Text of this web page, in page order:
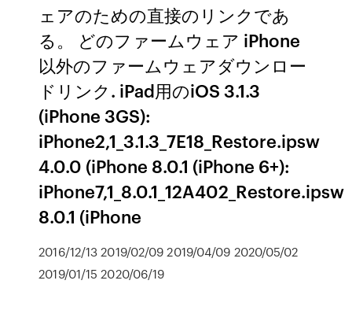
ェアのための直接のリンクであ
る。 どのファームウェア iPhone
以外のファームウェアダウンロー
ドリンク. iPad用のiOS 3.1.3
(iPhone 3GS):
iPhone2,1_3.1.3_7E18_Restore.ipsw
4.0.0 (iPhone 8.0.1 (iPhone 6+):
iPhone7,1_8.0.1_12A402_Restore.ipsw
8.0.1 (iPhone
2016/12/13 2019/02/09 2019/04/09 2020/05/02
2019/01/15 2020/06/19